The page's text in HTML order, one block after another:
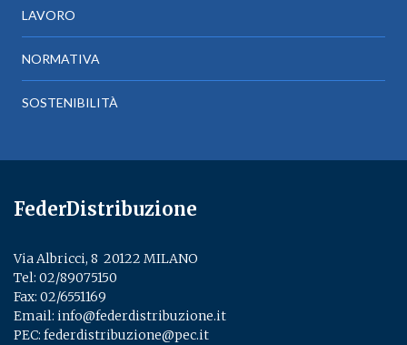
LAVORO
NORMATIVA
SOSTENIBILITÀ
FederDistribuzione
Via Albricci, 8 ­ 20122 MILANO
Tel: 02/89075150
Fax: 02/6551169
Email: info@federdistribuzione.it
PEC: federdistribuzione@pec.it